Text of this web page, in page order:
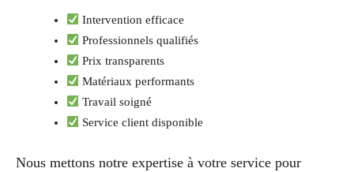
Intervention efficace
Professionnels qualifiés
Prix transparents
Matériaux performants
Travail soigné
Service client disponible
Nous mettons notre expertise à votre service pour